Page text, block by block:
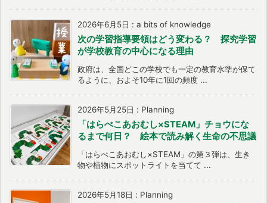
2026年6月5日 : a bits of knowledge
次の学習指導要領はどう変わる？ 探究学習
が学校教育の中心になる理由
政府は、全国どこの学校でも一定の教育水準が保て
るように、およそ10年に1回の頻度 ...
2026年5月25日 : Planning
「はらぺこあおむし×STEAM」チョウにな
るまで何日？ 絵本で読み解く生命の不思議
「はらぺこあおむし×STEAM」の第３弾は、生き
物や植物にスポットライトを当てて ...
2026年5月18日 : Planning